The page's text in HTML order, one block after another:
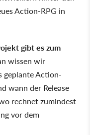
Action-RPG in
gibt es zum
wissen wir
geplante Action-
wann der Release
rechnet zumindest
vor dem